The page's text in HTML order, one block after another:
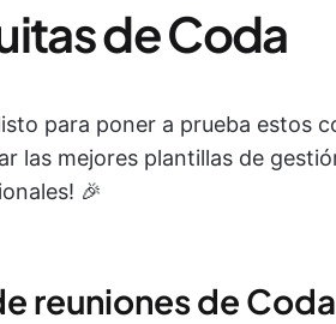
de Coda
para poner a prueba estos
las mejores plantillas de
🎉
reuniones de